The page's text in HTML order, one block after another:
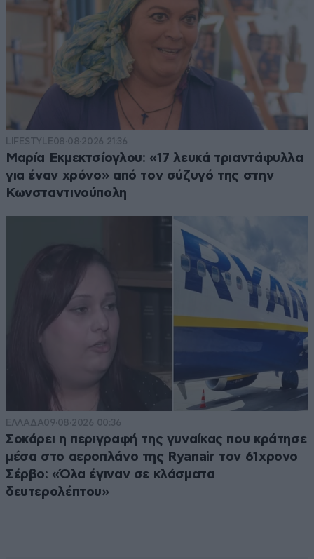
LIFESTYLE08·08·2026 21:36
Μαρία Εκμεκτσίογλου: «17 λευκά τριαντάφυλλα
για έναν χρόνο» από τον σύζυγό της στην
Κωνσταντινούπολη
ΕΛΛΑΔΑ09·08·2026 00:36
Σοκάρει η περιγραφή της γυναίκας που κράτησε
μέσα στο αεροπλάνο της Ryanair τον 61χρονο
Σέρβο: «Όλα έγιναν σε κλάσματα
δευτερολέπτου»